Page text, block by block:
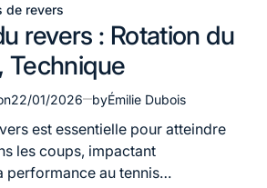
de revers
revers : Rotation du
Technique
22/01/2026 byÉmilie Dubois
est essentielle pour atteindre
les coups, impactant
performance au tennis…